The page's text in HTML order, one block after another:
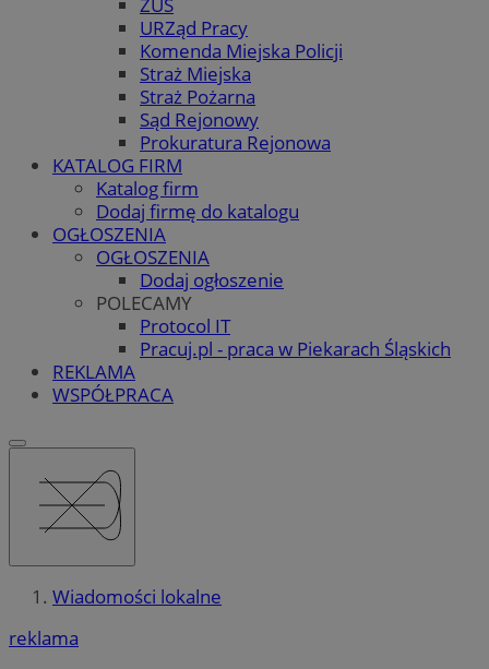
URZąd Pracy
Komenda Miejska Policji
Straż Miejska
Straż Pożarna
Sąd Rejonowy
Prokuratura Rejonowa
KATALOG FIRM
Katalog firm
Dodaj firmę do katalogu
OGŁOSZENIA
OGŁOSZENIA
Dodaj ogłoszenie
POLECAMY
Protocol IT
Pracuj.pl - praca w Piekarach Śląskich
REKLAMA
WSPÓŁPRACA
Wiadomości lokalne
reklama